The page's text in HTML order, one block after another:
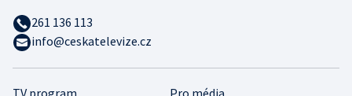
TV program
Pro média
261 136 113
info@ceskatelevize.cz